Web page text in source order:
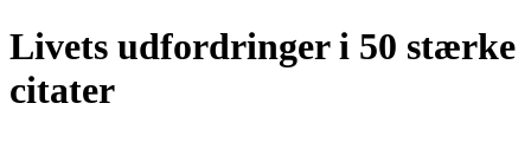
Livets udfordringer i 50 stærke
citater